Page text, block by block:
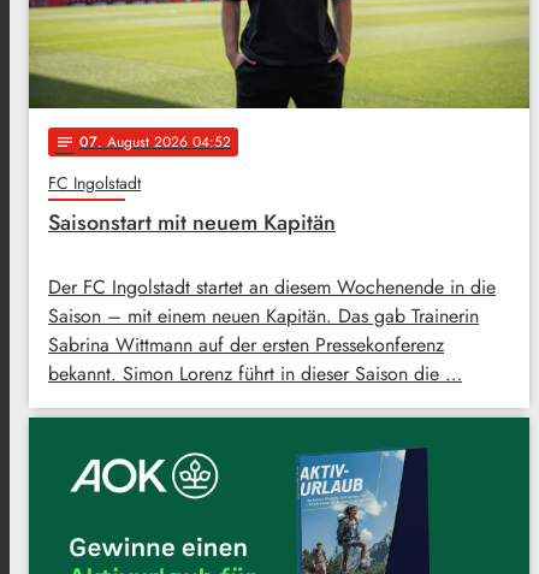
notes 07. August 2026 04:52
FC Ingolstadt
Saisonstart mit neuem Kapitän
Der FC Ingolstadt startet an diesem Wochenende in die
Saison – mit einem neuen Kapitän. Das gab Trainerin
Sabrina Wittmann auf der ersten Pressekonferenz
bekannt. Simon Lorenz führt in dieser Saison die …